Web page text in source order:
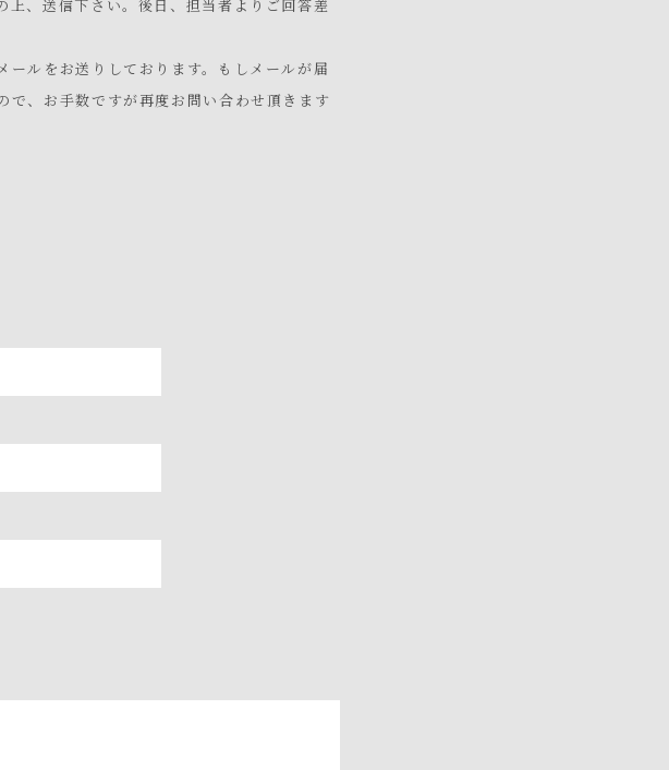
、送信下さい。後日、担当者よりご回答差
ルをお送りしております。もしメールが届
で、お手数ですが再度お問い合わせ頂きます